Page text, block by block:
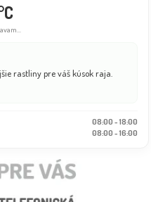
rastliny pre váš kúsok raja.
08:00 - 18:00
08:00 - 16:00